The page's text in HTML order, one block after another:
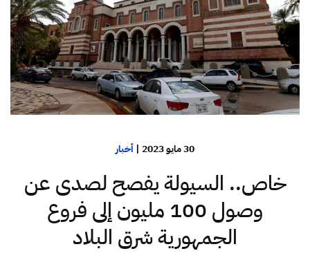
30 مايو 2023 | أخبار
خاص.. السيولة يفصح لصدى عن
وصول 100 مليون إلى فروع
الجمهورية شرق البلاد